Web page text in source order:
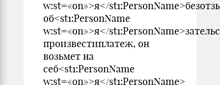
w:st=«on»>я</
об<st1:PersonName
w:st=«on»>я</
произвестиплатеж, он
возьмет на
себ<st1:PersonName
w:st=«on»>я</st1:PersonName>